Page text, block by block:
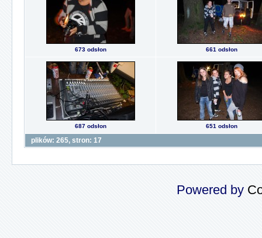
673 odsłon 661 odsłon
687 odsłon 651 odsłon
plików: 265, stron: 17
Powered by